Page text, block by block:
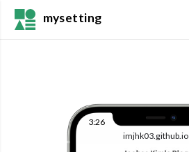
mysetting
3:26
imjhk03.github.io